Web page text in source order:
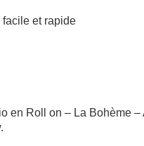
et rapide
en Roll on – La Bohème –